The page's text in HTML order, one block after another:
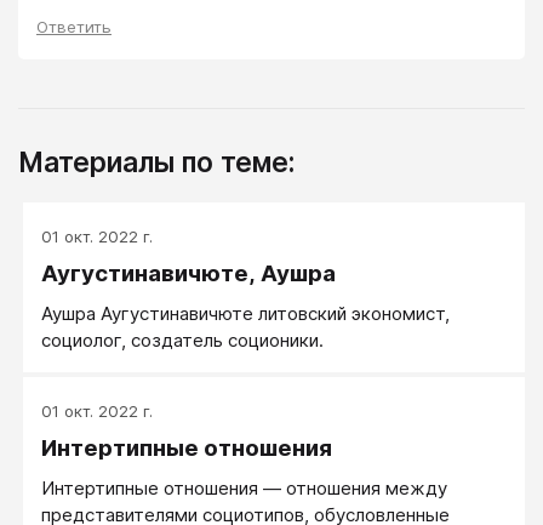
Ответить
Материалы по теме:
01 окт. 2022 г.
Аугустинавичюте, Аушра
Аушра Аугустинавичюте литовский экономист,
социолог, создатель соционики.
01 окт. 2022 г.
Интертипные отношения
Интертипные отношения — отношения между
представителями социотипов, обусловленные